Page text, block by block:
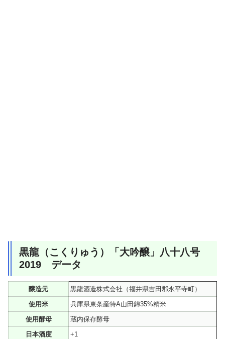
黒龍（こくりゅう）「大吟醸」八十八号
2019 データ
醸造元
黒龍酒造株式会社（福井県吉田郡永平寺町）
使用米
兵庫県東条産特A山田錦35%精米
使用酵母
蔵内保存酵母
日本酒度
+1